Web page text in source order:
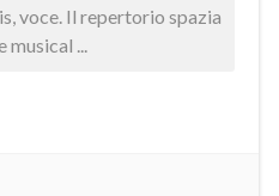
voce. Il repertorio spazia
musical ...